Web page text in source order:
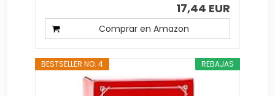
17,44 EUR
Comprar en Amazon
REBAJAS
BESTSELLER NO. 4